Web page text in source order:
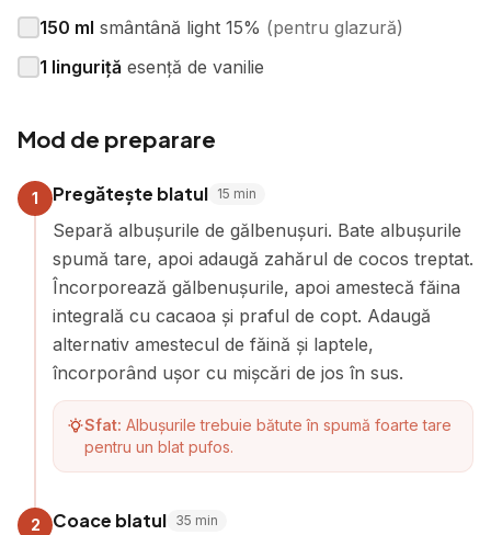
150 ml smântână light 15% (pentru glazură)
1 linguriță esență de vanilie
Mod de preparare
1 Pregătește blatul 15 min
Separă albușurile de gălbenușuri. Bate albușurile
spumă tare, apoi adaugă zahărul de cocos treptat.
Încorporează gălbenușurile, apoi amestecă făina
integrală cu cacaoa și praful de copt. Adaugă
alternativ amestecul de făină și laptele,
încorporând ușor cu mișcări de jos în sus.
Sfat: Albușurile trebuie bătute în spumă foarte tare
pentru un blat pufos.
2 Coace blatul 35 min